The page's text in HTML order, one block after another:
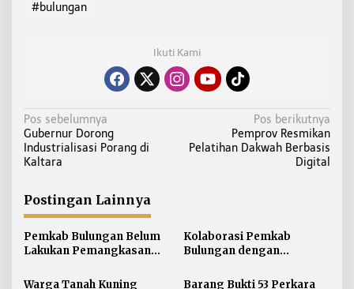
#bulungan
Ikuti Kami
N
a
v
g
a
s
i
Pos sebelumnya
Gubernur Dorong
Industrialisasi Porang di
Kaltara
Pos berikutnya
Pemprov Resmikan
Pelatihan Dakwah Berbasis
Digital
Postingan Lainnya
Pemkab Bulungan Belum
Lakukan Pemangkasan
Ada Arahan Pusat
Kolaborasi Pemkab
Bulungan dengan
Desa/Kelurahan Satu
Warga Tanah Kuning
Barang Bukti 53 Perkara